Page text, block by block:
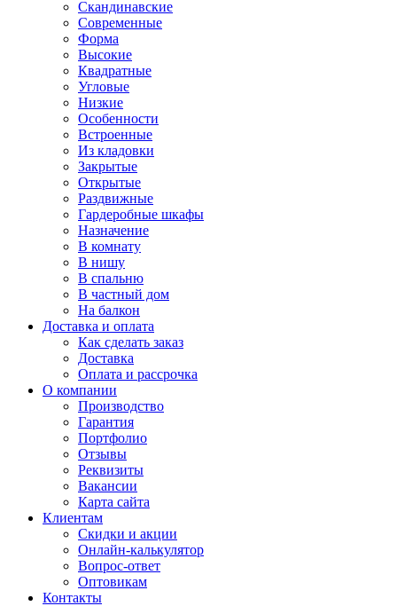
Скандинавские
Современные
Форма
Высокие
Квадратные
Угловые
Низкие
Особенности
Встроенные
Из кладовки
Закрытые
Открытые
Раздвижные
Гардеробные шкафы
Назначение
В комнату
В нишу
В спальню
В частный дом
На балкон
Доставка и оплата
Как сделать заказ
Доставка
Оплата и рассрочка
О компании
Производство
Гарантия
Портфолио
Отзывы
Реквизиты
Вакансии
Карта сайта
Клиентам
Скидки и акции
Онлайн-калькулятор
Вопрос-ответ
Оптовикам
Контакты